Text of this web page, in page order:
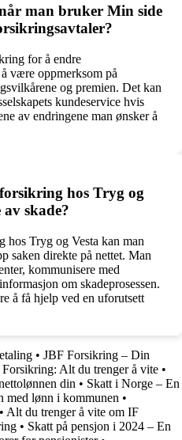
man bruker Min side
for å endre
være oppmerksom på
og premien. Det kan
kundeservice hvis
av endringene man ønsker å
hos Tryg og
av skade?
hos Tryg og Vesta kan man
saken direkte på nettet. Man
kommunisere med
om skadeprosessen.
å få hjelp ved en uforutsett
• JBF Forsikring – Din
Alt du trenger å vite •
din • Skatt i Norge – En
med lønn i kommunen •
• Alt du trenger å vite om IF
• Skatt på pensjon i 2024 – En